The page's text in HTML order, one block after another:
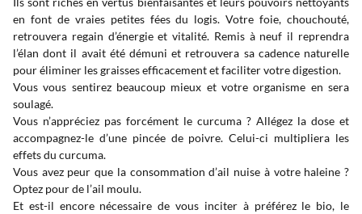
en font de vraies petites fées du logis. Votre foie, chouchouté,
retrouvera regain d’énergie et vitalité. Remis à neuf il reprendra
l’élan dont il avait été démuni et retrouvera sa cadence naturelle
pour éliminer les graisses efficacement et faciliter votre digestion.
Vous vous sentirez beaucoup mieux et votre organisme en sera
soulagé.
Vous n’appréciez pas forcément le curcuma ? Allégez la dose et
accompagnez-le d’une pincée de poivre. Celui-ci multipliera les
effets du curcuma.
Vous avez peur que la consommation d’ail nuise à votre haleine ?
Optez pour de l’ail moulu.
Et est-il encore nécessaire de vous inciter à préférez le bio, le